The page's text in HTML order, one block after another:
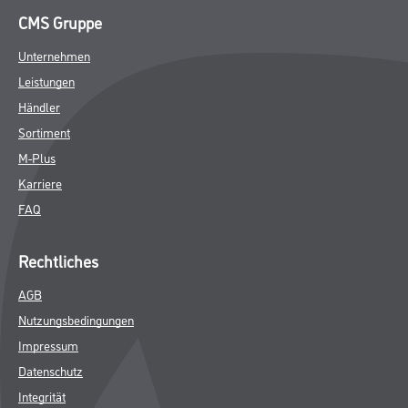
DATENBLÄTTER
SPEZIFIKATIONEN
Shop
Bodenbeläge
Wand- & Deckenbeläge
Werkzeug & Maschinen
Verbrauchsmaterialien